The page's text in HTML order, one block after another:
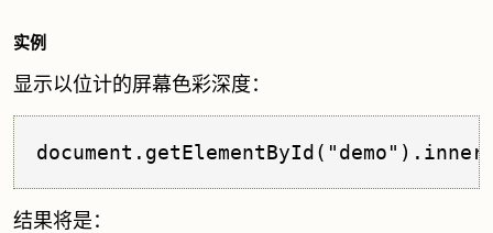
实例
显示以位计的屏幕色彩深度：
结果将是：